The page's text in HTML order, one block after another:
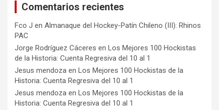
Comentarios recientes
Fco J en Almanaque del Hockey-Patín Chileno (III): Rhinos
PAC
Jorge Rodríguez Cáceres en Los Mejores 100 Hockistas
de la Historia: Cuenta Regresiva del 10 al 1
Jesus mendoza en Los Mejores 100 Hockistas de la
Historia: Cuenta Regresiva del 10 al 1
Jesus mendoza en Los Mejores 100 Hockistas de la
Historia: Cuenta Regresiva del 10 al 1